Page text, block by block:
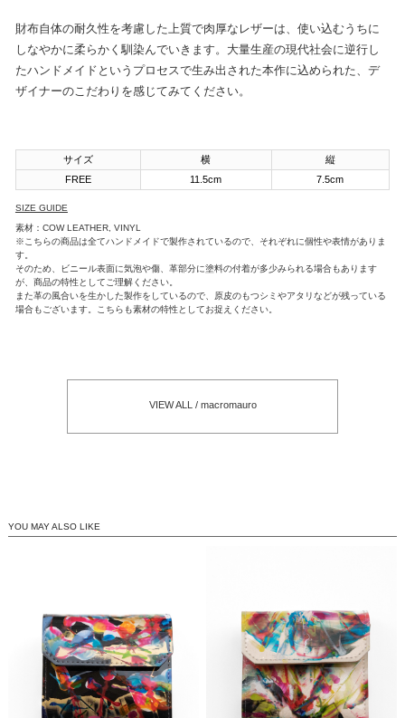
財布自体の耐久性を考慮した上質で肉厚なレザーは、使い込むうちに
しなやかに柔らかく馴染んでいきます。大量生産の現代社会に逆行し
たハンドメイドというプロセスで生み出された本作に込められた、デ
ザイナーのこだわりを感じてみてください。
サイズ 横
縦
FREE
11.5cm 7.5cm
SIZE GUIDE
素材：COW LEATHER, VINYL
※こちらの商品は全てハンドメイドで製作されているので、それぞれに個性や表情がありま
す。
そのため、ビニール表面に気泡や傷、革部分に塗料の付着が多少みられる場合もあります
が、商品の特性としてご理解ください。
また革の風合いを生かした製作をしているので、原皮のもつシミやアタリなどが残っている
場合もございます。こちらも素材の特性としてお捉えください。
VIEW ALL / macromauro
YOU MAY ALSO LIKE